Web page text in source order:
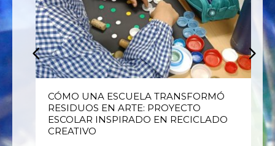
CÓMO UNA ESCUELA TRANSFORMÓ
RESIDUOS EN ARTE: PROYECTO
ESCOLAR INSPIRADO EN RECICLADO
CREATIVO